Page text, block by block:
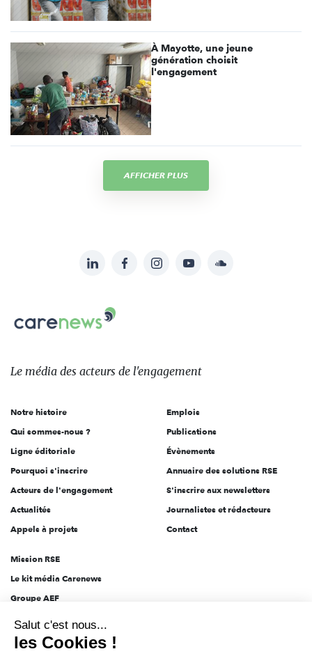
À Mayotte, une jeune
génération choisit
l'engagement
AFFICHER PLUS
sur:
LinkedInFacebookInstagramYouTubeSoundcloud
Carenews,
Le
des
l'engagement
Le média des acteurs de l'engagement
Notre histoire
Qui sommes-nous ?
Ligne éditoriale
Pourquoi s'inscrire
Acteurs de l'engagement
Actualités
Appels à projets
Emplois
Publications
Évènements
Annuaire des solutions RSE
S'inscrire aux newsletters
Journalistes et rédacteurs
Contact
Mission RSE
Le kit média Carenews
Groupe AEF
Novethic
Salut c'est nous...
les Cookies !